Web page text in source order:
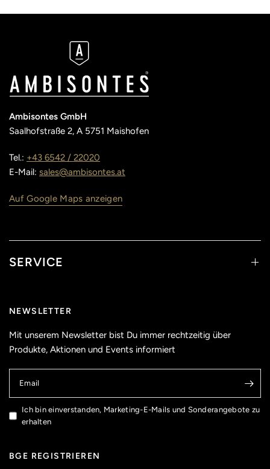
Ambisontes GmbH
Saalhofstraße 2, A 5751 Maishofen
Tel.: +43 6542 / 22020
E-Mail:sales@ambisontes.at
Auf Google Maps anzeigen
SERVICE
NEWSLETTER
Mit unserem Newsletter bist Du immer rechtzeitig über
Produkte, Aktionen und Events informiert
Email
Ich bin einverstanden, Marketing-E-Mails und Sonderangebote zu
erhalten
BGE REGISTRIEREN